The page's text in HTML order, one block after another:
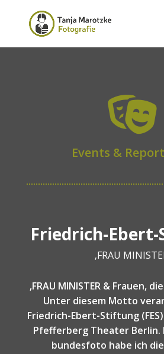

Events &
Friedrich-
‚FRAU
‚FRAU MINISTER & Frauen,
Unter diesem Motto
Friedrich-Ebert-Stiftung
Pfefferberg Theater Berlin.
bundesfoto habe ich